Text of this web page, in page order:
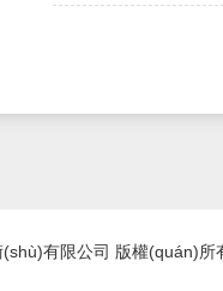
有限公司 版權(quán)所